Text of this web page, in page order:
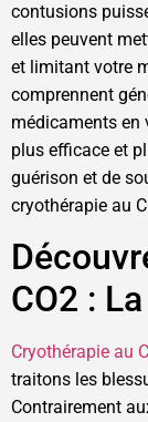
contusions
elles peuvent
et limitant votre
comprennent
médicaments en
plus efficace et
guérison et de
cryothérapie au
CO2 :
Cryothérapie au
traitons les
Contrairement